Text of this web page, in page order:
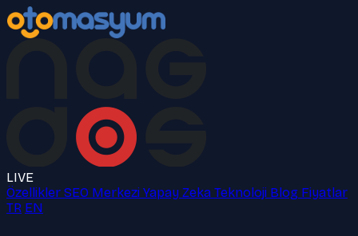
LIVE
Özellikler SEO Merkezi Yapay Zeka Teknoloji Blog Fiyatlar
TR EN